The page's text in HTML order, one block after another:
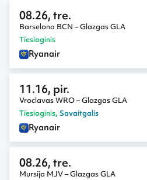
08.26, tre.
Barselona BCN – Glazgas GLA
Tiesioginis
Ryanair
11.16, pir.
Vroclavas WRO – Glazgas GLA
Tiesioginis, Savaitgalis
Ryanair
08.26, tre.
Mursija MJV – Glazgas GLA